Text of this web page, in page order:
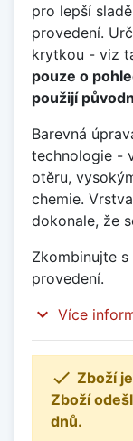
pro lepší
provedení.
krytkou - viz
pouze o
použijí
Barevná
technologie -
otěru,
chemie.
dokonale, že
Zkombinujte
provedení.
expand_more Více
 Zboží
Zboží
dnů.